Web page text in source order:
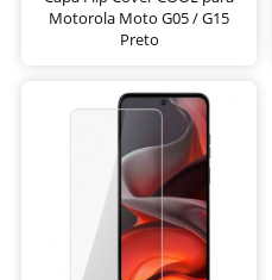
Motorola Moto G05 / G15
Preto